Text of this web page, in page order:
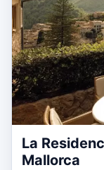
La
Mallorca